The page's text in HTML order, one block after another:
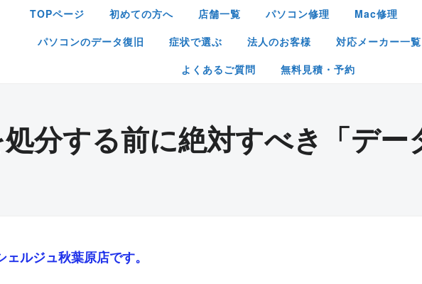
TOPページ 初めての方へ 店舗一覧 パソコン修理
Mac修理
パソコンのデータ復旧
症状で選ぶ 法人のお客様
対応メーカー一覧
よくあるご質問
無料見積・予約
分する前に絶対すべき「デー
ェルジュ秋葉原店です。